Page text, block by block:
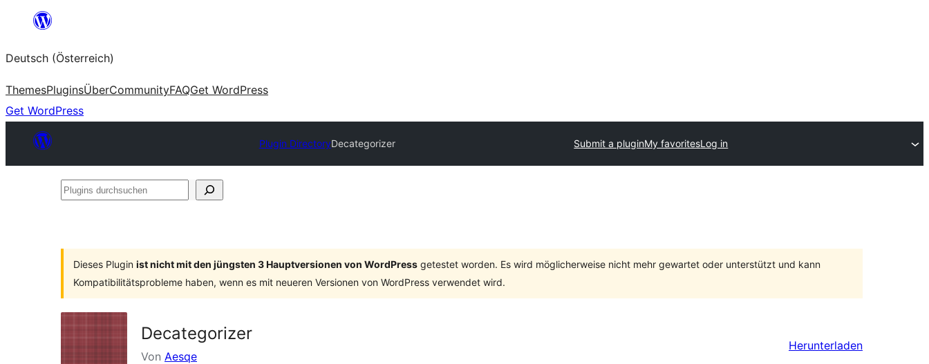
springen
Deutsch (Österreich)
ThemesPluginsÜberCommunityFAQGet WordPress
Get WordPress
Plugin DirectoryDecategorizer Submit a pluginMy favoritesLog in
Plugins
Dieses Plugin ist nicht mit den jüngsten 3 Hauptversionen von WordPress getestet worden. Es wird möglicherweise nicht mehr gewartet oder unterstützt und kann
Kompatibilitätsprobleme haben, wenn es mit neueren Versionen von WordPress verwendet wird.
Decategorizer
Von Aesqe
Herunterladen